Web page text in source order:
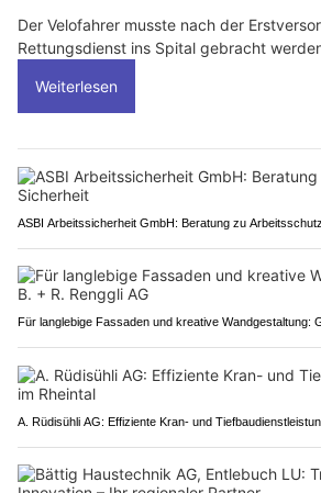
Der Velofahrer musste nach der
Rettungsdienst ins Spital gebracht
Weiterlesen
ASBI Arbeitssicherheit GmbH: Beratung zu
Für langlebige Fassaden und kreative Wandgestaltung:
A. Rüdisühli AG: Effiziente Kran- und